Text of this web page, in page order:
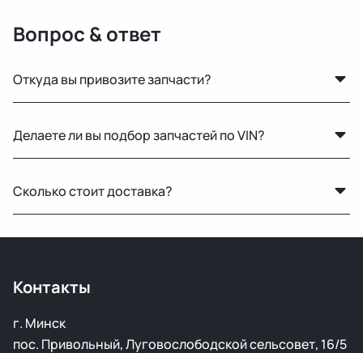
Вопрос & ответ
Откуда вы привозите запчасти?
проверенных аукционах в Европе, США и арабских
странах. Все детали проходят визуальный осмотр и
Делаете ли вы подбор запчастей по VIN?
подбора рекомендуем предоставить фото вашей
старой детали или номер по каталогу.
Сколько стоит доставка?
Контакты
г. Минск
пос. Привольный, Луговослободской сельсовет, 16/5